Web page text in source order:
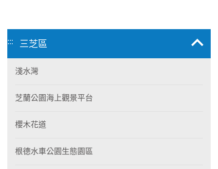
::: 三芝區
淺水灣
芝蘭公園海上觀景平台
櫻木花道
根德水車公園生態園區